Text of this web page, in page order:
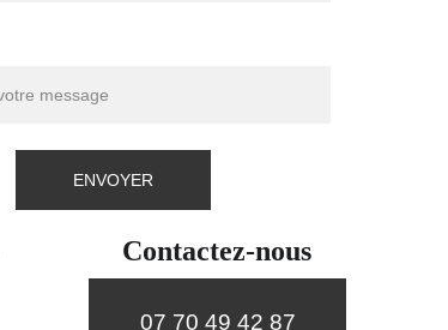
ENVOYER
Contactez-nous
07 70 49 42 87